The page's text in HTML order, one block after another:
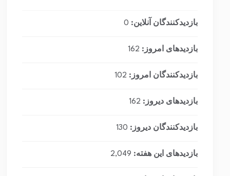
بازدیدکنندگان آنلاین: 0
بازدیدهای امروز: 162
بازدیدکنندگان امروز: 102
بازدیدهای دیروز: 162
بازدیدکنندگان دیروز: 130
بازدیدهای این هفته: 2,049